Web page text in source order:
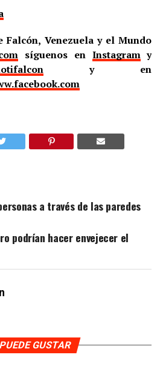
Falcón, Venezuela y el Mundo
síguenos en Instagramy
y en
a través de las paredes
podrían hacer envejecer el
GUSTAR